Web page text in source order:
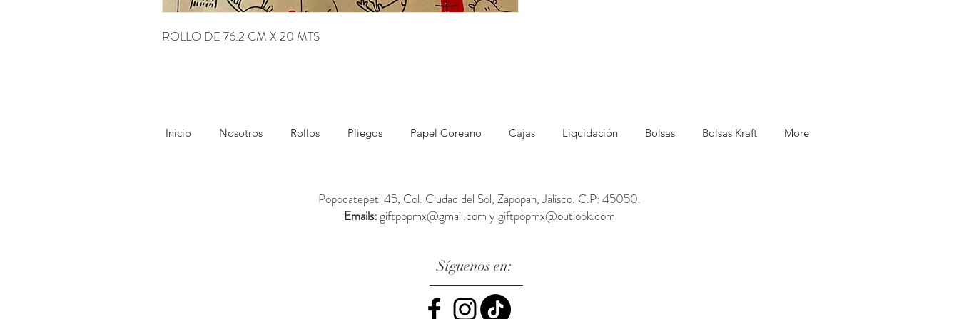
ROLLO DE 76.2 CM X 20 MTS
Inicio Nosotros Rollos Pliegos Papel Coreano Cajas Liquidación Bolsas Bolsas Kraft More
Popocatepetl 45, Col. Ciudad del Sol, Zapopan, Jalisco. C.P: 45050.
Emails:giftpopmx@gmail.com ygiftpopmx@outlook.com
Síguenos en: